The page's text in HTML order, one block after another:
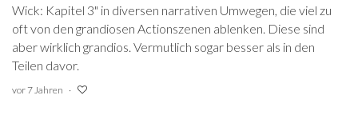
Wick: Kapitel 3" in diversen narrativen Umwegen, die viel zu
oft von den grandiosen Actionszenen ablenken. Diese sind
aber wirklich grandios. Vermutlich sogar besser als in den
Teilen davor.
vor 7 Jahren